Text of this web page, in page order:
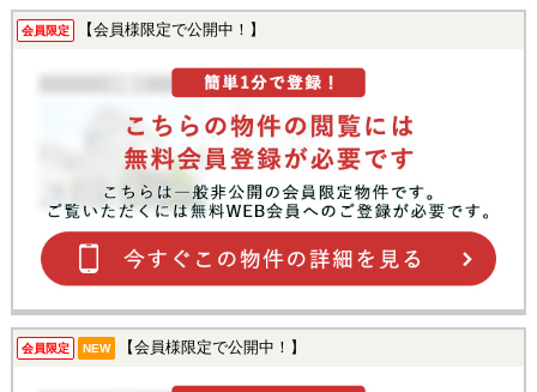
会員限定 【会員様限定で公開中！】
会員限定 NEW 【会員様限定で公開中！】